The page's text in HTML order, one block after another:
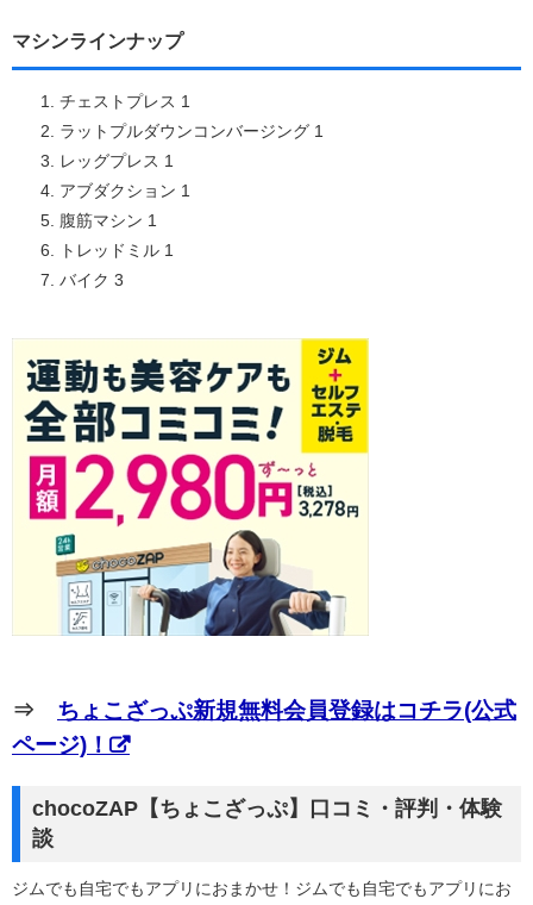
マシンラインナップ
チェストプレス 1
ラットプルダウンコンバージング 1
レッグプレス 1
アブダクション 1
腹筋マシン 1
トレッドミル 1
バイク 3
⇒ ちょこざっぷ新規無料会員登録はコチラ(公式
ページ)！
chocoZAP【ちょこざっぷ】口コミ・評判・体験
談
ジムでも自宅でもアプリにおまかせ！ジムでも自宅でもアプリにお